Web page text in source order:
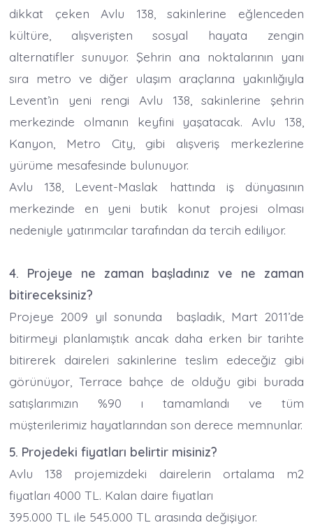
dikkat çeken Avlu 138, sakinlerine eğlenceden
kültüre, alışverişten sosyal hayata zengin
alternatifler sunuyor. Şehrin ana noktalarının yanı
sıra metro ve diğer ulaşım araçlarına yakınlığıyla
Levent’in yeni rengi Avlu 138, sakinlerine şehrin
merkezinde olmanın keyfini yaşatacak. Avlu 138,
Kanyon, Metro City, gibi alışveriş merkezlerine
yürüme mesafesinde bulunuyor.
Avlu 138, Levent-Maslak hattında iş dünyasının
merkezinde en yeni butik konut projesi olması
nedeniyle yatırımcılar tarafından da tercih ediliyor.
4. Projeye ne zaman başladınız ve ne zaman
bitireceksiniz?
Projeye 2009 yıl sonunda başladık, Mart 2011’de
bitirmeyi planlamıştık ancak daha erken bir tarihte
bitirerek daireleri sakinlerine teslim edeceğiz gibi
görünüyor, Terrace bahçe de olduğu gibi burada
satışlarımızın %90 ı tamamlandı ve tüm
müşterilerimiz hayatlarından son derece memnunlar.
5. Projedeki fiyatları belirtir misiniz?
Avlu 138 projemizdeki dairelerin ortalama m2
fiyatları 4000 TL. Kalan daire fiyatları
395.000 TL ile 545.000 TL arasında değişiyor.